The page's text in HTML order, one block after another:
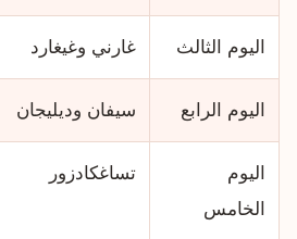
اليوم الثالث غارني وغيغارد
اليوم الرابع سيفان وديليجان
اليوم
الخامس
تساغكادزور